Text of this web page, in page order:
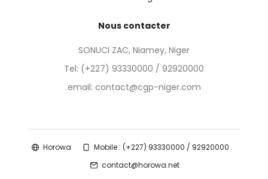
Nous contacter
SONUCI ZAC, Niamey, Niger
Tel: (+227) 93330000 / 92920000
email: contact@cgp-niger.com
Horowa
Mobile : (+227) 93330000 / 92920000
contact@horowa.net